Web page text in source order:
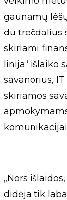
gaunamų
du trečdalius
skiriami
linija“ išlaiko
savanorius,
skiriamos
„Nors
didėja tik